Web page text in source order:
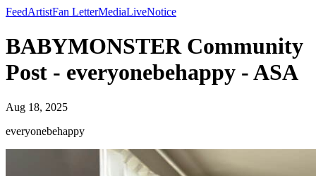
FeedArtistFan LetterMediaLiveNotice
BABYMONSTER Community
Post - everyonebehappy - ASA
Aug 18, 2025
everyonebehappy